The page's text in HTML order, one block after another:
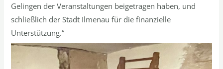
Gelingen der Veranstaltungen beigetragen haben, und
schließlich der Stadt Ilmenau für die finanzielle
Unterstützung.“